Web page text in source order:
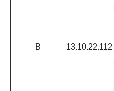
В 13.10.22.112